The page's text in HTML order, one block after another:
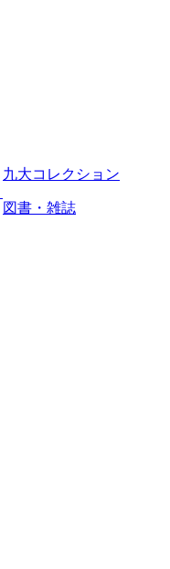
九大コレクション
図書・雑誌